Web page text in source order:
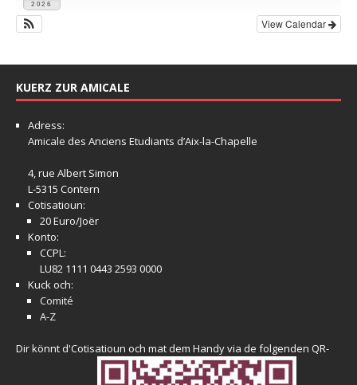
2026
View Calendar
KUERZ ZUR AMICALE
Adress:
Amicale des Anciens Etudiants d’Aix-la-Chapelle
4, rue Albert Simon
L-5315 Contern
Cotisatioun:
20 Euro/Joër
Konto:
CCPL:
LU82 1111 0443 2593 0000
Kuck och:
Comité
A-Z
Dir könnt d'Cotisatioun och mat dem Handy via de folgenden QR-